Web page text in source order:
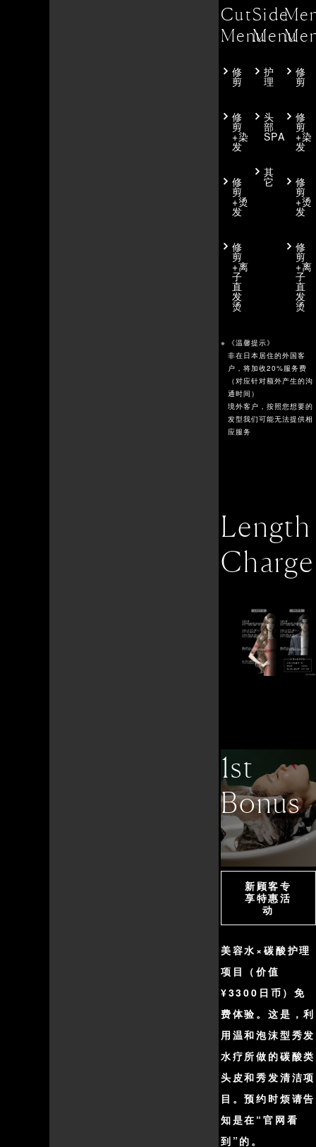
Cut
Menu
修
剪
修
剪
+染
发
修
剪
+烫
发
修
剪
+离
子
直
发
烫
Side
Menu
护
理
头
部
SPA
其
它
修
剪
修
剪
+染
发
修
剪
+烫
发
修
剪
+离
子
直
发
烫
《温馨提示》
非在日本居住的外国客
户，将加收20%服务费
（对应针对额外产生的沟
通时间）
境外客户，按照您想要的
发型我们可能无法提供相
应服务
Length
Charge
1st
Bonus
新顾客专
享特惠活
动
美容水×碳酸护理
项目（价值
¥3300日币）免
费体验。这是，利
用温和泡沫型秀发
水疗所做的碳酸类
头皮和秀发清洁项
目。预约时烦请告
知是在“官网看
到”的。